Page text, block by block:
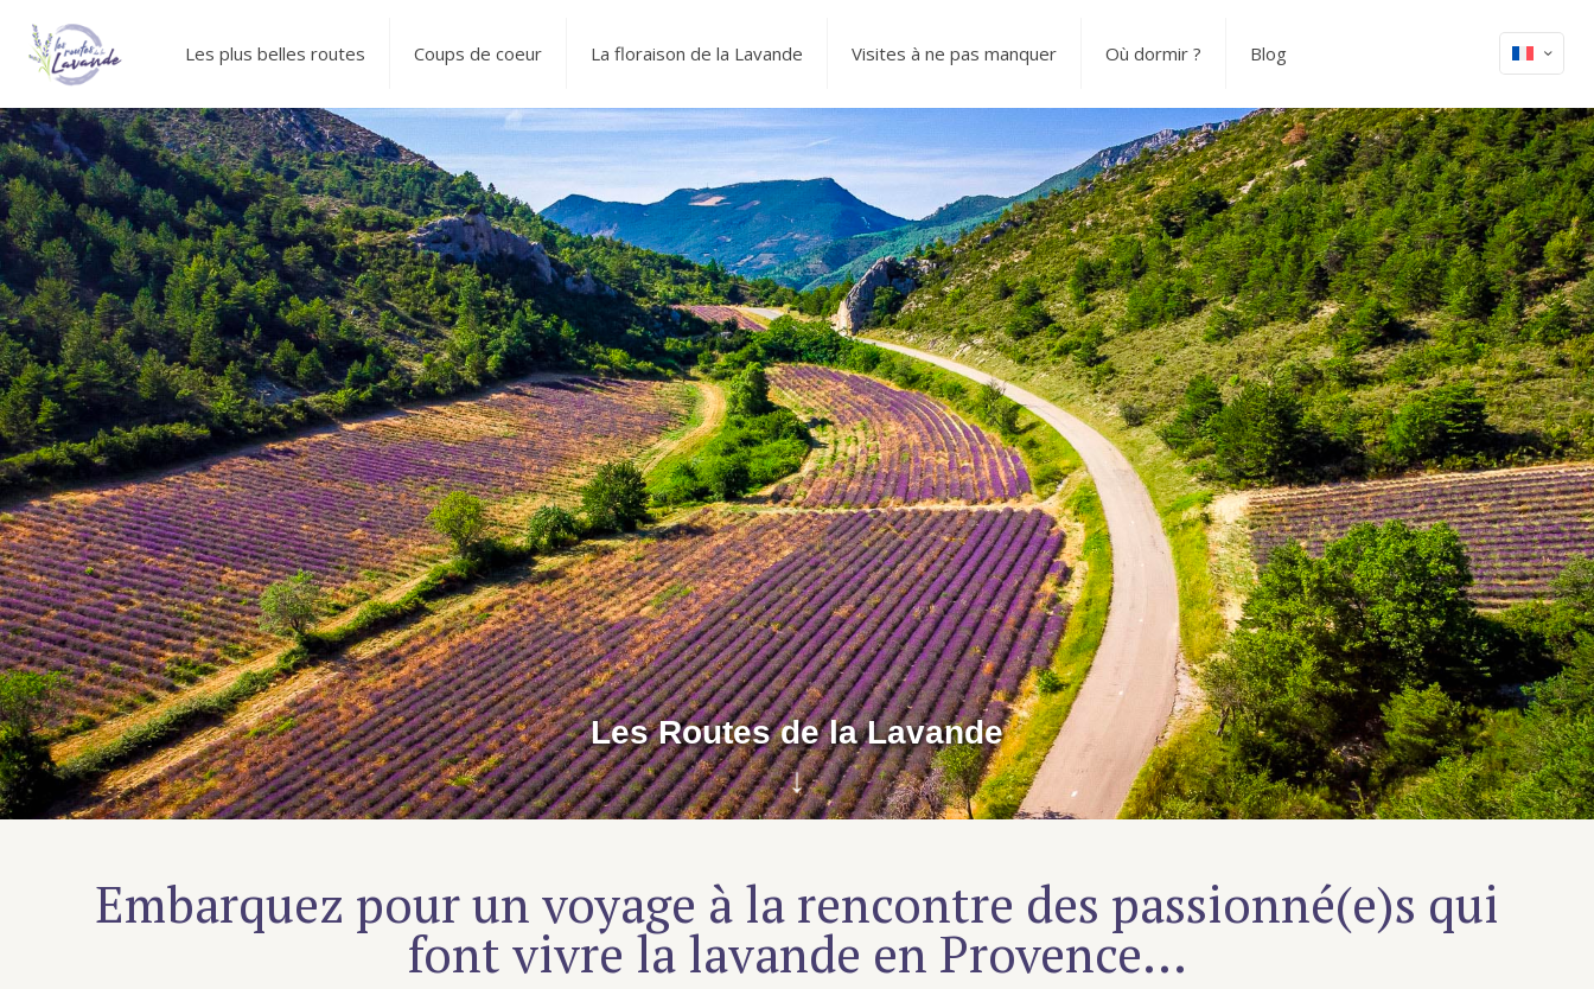
Les plus belles routes Coups de coeur La floraison de la Lavande Visites à ne pas manquer Où dormir ? Blog
Les Routes de la Lavande
↓
Embarquez pour un voyage à la rencontre des passionné(e)s qui
font vivre la lavande en Provence…